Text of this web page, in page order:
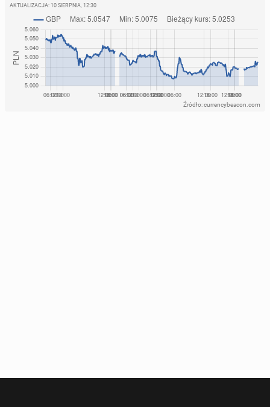
AKTUALIZACJA: 10 SIERPNIA, 12:30
Źródło: currencybeacon.com